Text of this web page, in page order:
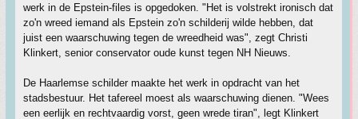
werk in de Epstein-files is opgedoken. "Het is volstrekt ironisch dat
zo'n wreed iemand als Epstein zo'n schilderij wilde hebben, dat
juist een waarschuwing tegen de wreedheid was", zegt Christi
Klinkert, senior conservator oude kunst tegen NH Nieuws.
De Haarlemse schilder maakte het werk in opdracht van het
stadsbestuur. Het tafereel moest als waarschuwing dienen. "Wees
een eerlijk en rechtvaardig vorst, geen wrede tiran", legt Klinkert